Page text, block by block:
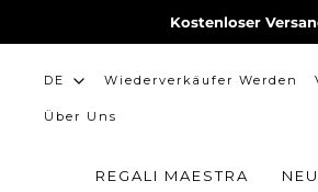
Kostenloser
DE Wiederverkäufer Werden
Über Uns
REGALI MAESTRA